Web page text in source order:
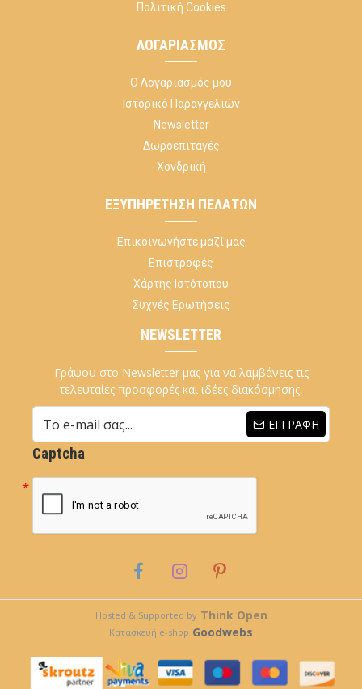
Πολιτική Cookies
ΛΟΓΑΡΙΑΣΜΌΣ
Ο Λογαριασμός μου
Ιστορικό Παραγγελιών
Newsletter
Δωροεπιταγές
Χονδρική
ΕΞΥΠΗΡΈΤΗΣΗ ΠΕΛΑΤΏΝ
Επικοινωνήστε μαζί μας
Επιστροφές
Χάρτης Ιστότοπου
Συχνές Ερωτήσεις
NEWSLETTER
Γράψου στο Newsletter μας για να λαμβάνεις τις
τελευταίες προσφορές και ιδέες διακόσμησης.
ΕΓΓΡΑΦΉ
Captcha
Hosted & Supported by Think Open
Κατασκευή e-shop Goodwebs